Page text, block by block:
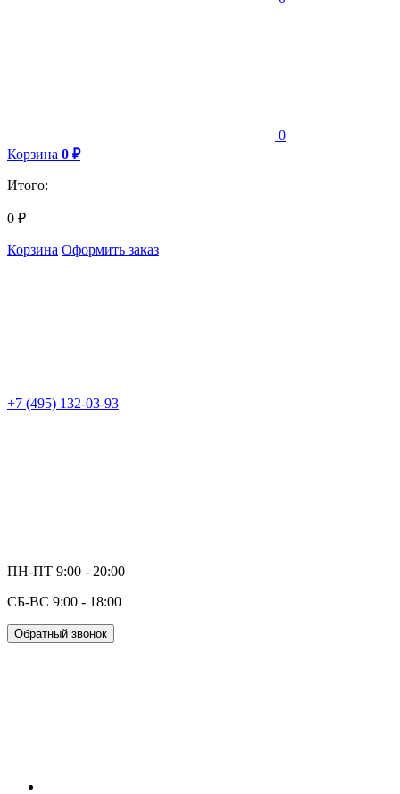
0
Корзина 0 ₽
Итого:
0 ₽
Корзина Оформить заказ
+7 (495) 132-03-93
ПН-ПТ 9:00 - 20:00
СБ-ВС 9:00 - 18:00
Обратный звонок